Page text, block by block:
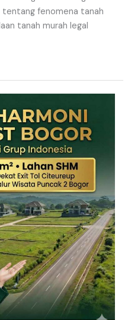
tentang fenomena tanah
tanah murah legal